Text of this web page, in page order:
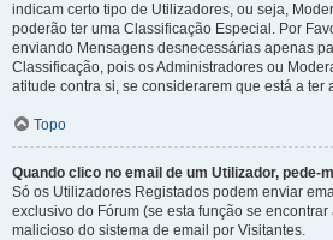
indicam certo tipo de Utilizadores, ou seja,
poderão ter uma Classificação Especial. Por
enviando Mensagens desnecessárias apenas
Classificação, pois os Administradores ou
atitude contra si, se considerarem que está a ter
Topo
Quando clico no email de um Utilizador, pede-
Só os Utilizadores Registados podem enviar
exclusivo do Fórum (se esta função se
malicioso do sistema de email por Visitantes.